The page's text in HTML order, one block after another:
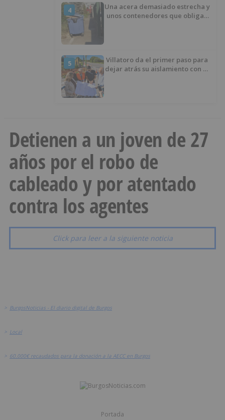
4
Una acera demasiado estrecha y
unos contenedores que obligan
5
Villatoro da el primer paso para
dejar atrás su aislamiento con el
Detienen a un joven de 27
años por el robo de
cableado y por atentado
contra los agentes
Click para leer a la siguiente noticia
> BurgosNoticias - El diario digital de Burgos
> Local
> 60.000€ recaudados para la donación a la AECC en Burgos
Portada